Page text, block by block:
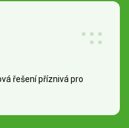
řešení příznivá pro